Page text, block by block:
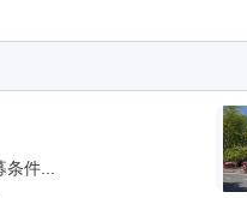
件...